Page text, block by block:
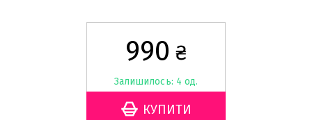
990 ₴
Залишилось: 4 од.